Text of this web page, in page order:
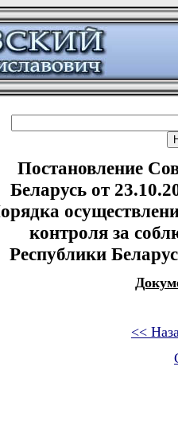
Постановление
Беларусь от
контроля за
Республики
<<